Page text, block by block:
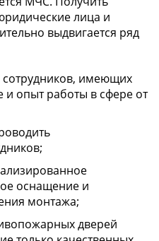
лица и
выдвигается ряд
имеющих
опыт работы в сфере от
оснащение и
монтажа;
дверей